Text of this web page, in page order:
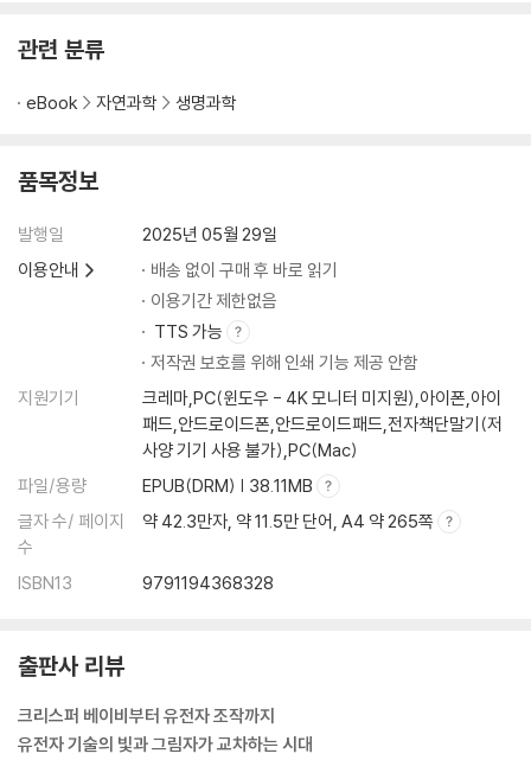
관련 분류
eBook 자연과학 생명과학
품목정보
발행일
2025년 05월 29일
이용안내
배송 없이 구매 후 바로 읽기
이용기간 제한없음
TTS 가능
저작권 보호를 위해 인쇄 기능 제공 안함
지원기기
크레마,PC(윈도우 - 4K 모니터 미지원),아이폰,아이
패드,안드로이드폰,안드로이드패드,전자책단말기(저
사양 기기 사용 불가),PC(Mac)
파일/용량
EPUB(DRM) | 38.11MB
글자 수/ 페이지
수
약 42.3만자, 약 11.5만 단어, A4 약 265쪽
ISBN13 9791194368328
출판사 리뷰
크리스퍼 베이비부터 유전자 조작까지
유전자 기술의 빛과 그림자가 교차하는 시대